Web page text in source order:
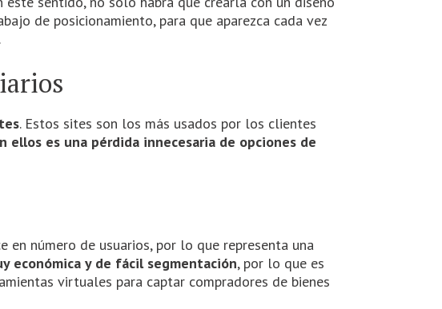
de posicionamiento, para que aparezca cada vez
. Estos sites son los más usados por los clientes
ellos es una pérdida innecesaria de opciones de
número de usuarios, por lo que representa una
económica y de fácil segmentación, por lo que es
virtuales para captar compradores de bienes